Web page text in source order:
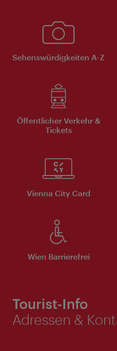
Sehenswürdigkeiten A-Z
Öffentlicher Verkehr &
Tickets
Vienna City Card
Wien Barrierefrei
Tourist-Info
Adressen &